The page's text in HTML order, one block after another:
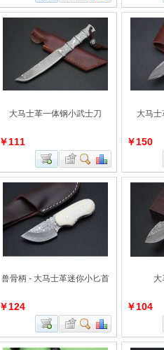
大马士革一体钢小武士刀
￥111
大马
￥150
兽骨柄 - 大马士革迷你小匕首
￥124
大
￥104